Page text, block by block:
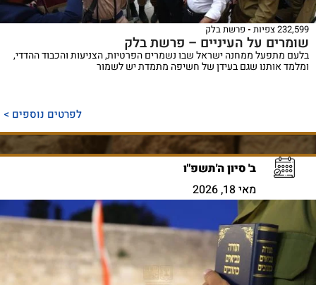
232,599 צפיות פרשת בלק
שומרים על העיניים – פרשת בלק
בלעם מתפעל ממחנה ישראל שבו נשמרים הפרטיות, הצניעות והכבוד ההדדי,
ומלמד אותנו שגם בעידן של חשיפה מתמדת יש לשמור
לפרטים נוספים >
ב' סיון ה'תשפ"ו
מאי 18, 2026